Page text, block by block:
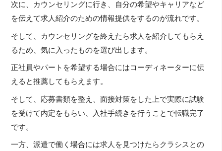
次に、カウンセリングに行き、自分の希望やキャリアなど
を伝えて求人紹介のための情報提供をするのが流れです。
そして、カウンセリングを終えたら求人を紹介してもらえ
るため、気に入ったものを選び出します。
正社員やパートを希望する場合にはコーディネーターに伝
えると推薦してもらえます。
そして、応募書類を整え、面接対策をした上で実際に試験
を受けて内定をもらい、入社手続きを行うことで転職完了
です。
一方、派遣で働く場合には求人を見つけたらクラシスとの